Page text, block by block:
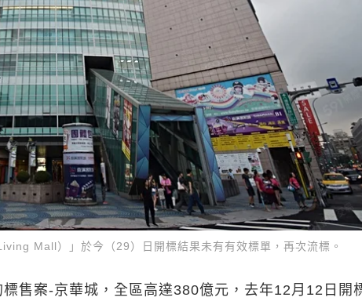
Mall）」於今（29）日開標結果未有有效標單，再次流標。
售案-京華城，全區高達380億元，去年12月12日開